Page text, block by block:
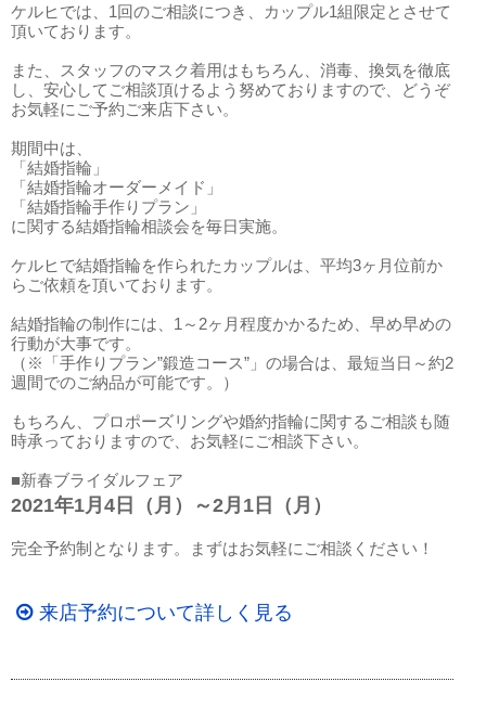
ケルヒでは、1回のご相談につき、カップル1組限定とさせて
頂いております。
また、スタッフのマスク着用はもちろん、消毒、換気を徹底
し、安心してご相談頂けるよう努めておりますので、どうぞ
お気軽にご予約ご来店下さい。
期間中は、
「結婚指輪」
「結婚指輪オーダーメイド」
「結婚指輪手作りプラン」
に関する結婚指輪相談会を毎日実施。
ケルヒで結婚指輪を作られたカップルは、平均3ヶ月位前か
らご依頼を頂いております。
結婚指輪の制作には、1～2ヶ月程度かかるため、早め早めの
行動が大事です。
（※「手作りプラン”鍛造コース”」の場合は、最短当日～約2
週間でのご納品が可能です。）
もちろん、プロポーズリングや婚約指輪に関するご相談も随
時承っておりますので、お気軽にご相談下さい。
■新春ブライダルフェア
2021年1月4日（月）～2月1日（月）
完全予約制となります。まずはお気軽にご相談ください！
来店予約について詳しく見る